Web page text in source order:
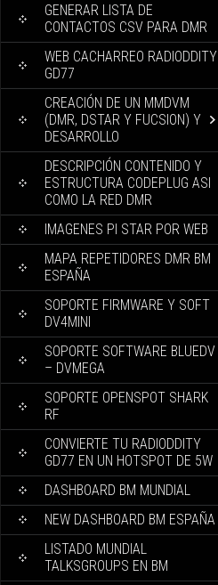
GENERAR LISTA DE
CONTACTOS CSV PARA DMR
WEB CACHARREO RADIODDITY
GD77
CREACIÓN DE UN MMDVM
(DMR, DSTAR Y FUCSION) Y
DESARROLLO
DESCRIPCIÓN CONTENIDO Y
ESTRUCTURA CODEPLUG ASI
COMO LA RED DMR
IMAGENES PI STAR POR WEB
MAPA REPETIDORES DMR BM
ESPAÑA
SOPORTE FIRMWARE Y SOFT
DV4MINI
SOPORTE SOFTWARE BLUEDV
– DVMEGA
SOPORTE OPENSPOT SHARK
RF
CONVIERTE TU RADIODDITY
GD77 EN UN HOTSPOT DE 5W
DASHBOARD BM MUNDIAL
NEW DASHBOARD BM ESPAÑA
LISTADO MUNDIAL
TALKSGROUPS EN BM